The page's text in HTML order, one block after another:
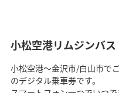
小松空港リムジンバス
小松空港～金沢市/白山市で
のデジタル乗車券です。